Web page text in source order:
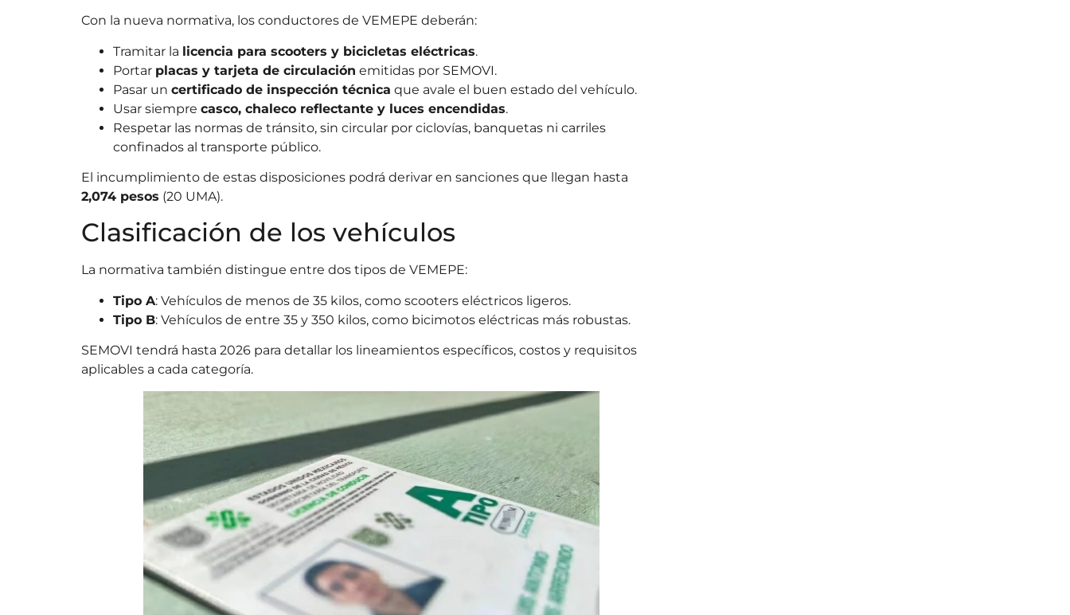
Con la nueva normativa, los conductores de VEMEPE deberán:
Tramitar la licencia para scooters y bicicletas eléctricas.
Portar placas y tarjeta de circulación emitidas por SEMOVI.
Pasar un certificado de inspección técnica que avale el buen estado del vehículo.
Usar siempre casco, chaleco reflectante y luces encendidas.
Respetar las normas de tránsito, sin circular por ciclovías, banquetas ni carriles
confinados al transporte público.
El incumplimiento de estas disposiciones podrá derivar en sanciones que llegan hasta
2,074 pesos (20 UMA).
Clasificación de los vehículos
La normativa también distingue entre dos tipos de VEMEPE:
Tipo A: Vehículos de menos de 35 kilos, como scooters eléctricos ligeros.
Tipo B: Vehículos de entre 35 y 350 kilos, como bicimotos eléctricas más robustas.
SEMOVI tendrá hasta 2026 para detallar los lineamientos específicos, costos y requisitos
aplicables a cada categoría.